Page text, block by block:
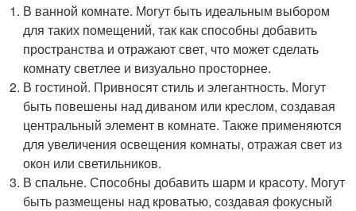
В ванной комнате. Могут быть идеальным выбором
для таких помещений, так как способны добавить
пространства и отражают свет, что может сделать
комнату светлее и визуально просторнее.
В гостиной. Привносят стиль и элегантность. Могут
быть повешены над диваном или креслом, создавая
центральный элемент в комнате. Также применяются
для увеличения освещения комнаты, отражая свет из
окон или светильников.
В спальне. Способны добавить шарм и красоту. Могут
быть размещены над кроватью, создавая фокусный